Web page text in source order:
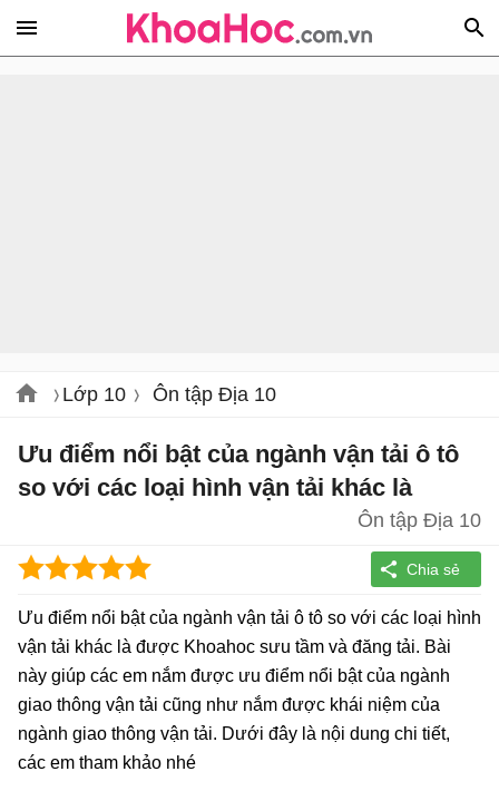
Lớp 10 Ôn tập Địa 10
Ưu điểm nổi bật của ngành vận tải ô tô
so với các loại hình vận tải khác là
Ôn tập Địa 10
Ưu điểm nổi bật của ngành vận tải ô tô so với các loại hình
vận tải khác là được Khoahoc sưu tầm và đăng tải. Bài
này giúp các em nắm được ưu điểm nổi bật của ngành
giao thông vận tải cũng như nắm được khái niệm của
ngành giao thông vận tải. Dưới đây là nội dung chi tiết,
các em tham khảo nhé